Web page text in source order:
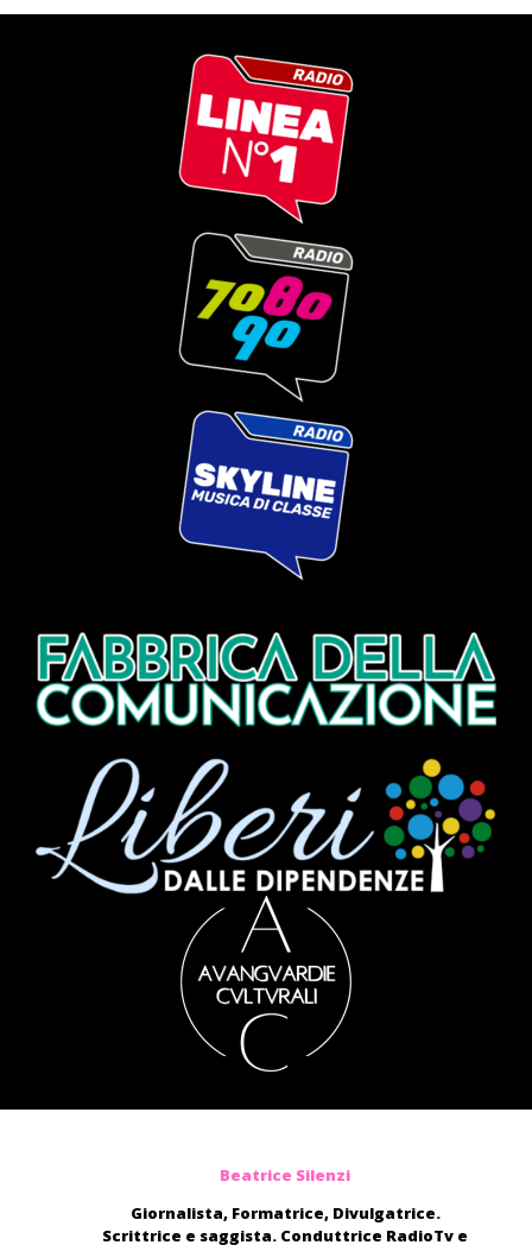
Beatrice Silenzi
Giornalista, Formatrice, Divulgatrice.
Scrittrice e saggista. Conduttrice RadioTv e